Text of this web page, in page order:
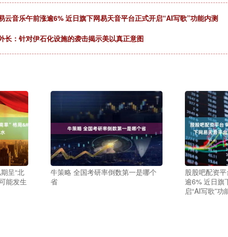
云音乐午前涨逾6% 近日旗下网易天音平台正式开启“AI写歌”功能内测
长：针对伊石化设施的袭击揭示美以真正意图
呈“北
能发生
牛策略 全国考研率倒数第一是哪个
省
股股吧配资
逾6% 近日旗
启“AI写歌”功